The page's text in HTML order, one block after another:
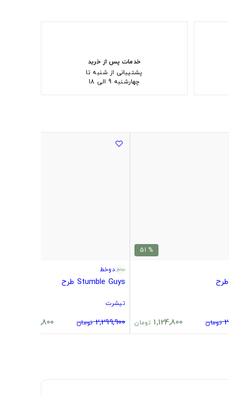
خدمات پس از خرید
پشتیبانی از شنبه تا
چهارشنبه 9 الی 18
% 51
تومان 1,124,800 تومان
دوخط
Stumble Guys طرح
تیشرت
2,299,900 تومان 1,124,800